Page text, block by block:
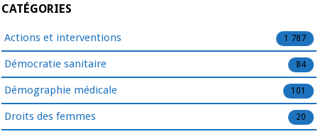
CATÉGORIES
Actions et interventions 1 787
Démocratie sanitaire 84
Démographie médicale 101
Droits des femmes 20